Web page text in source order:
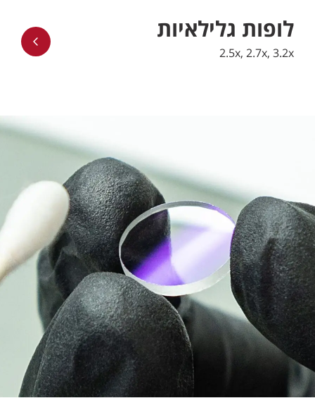
לופות גלילאיות
2.5x, 2.7x, 3.2x